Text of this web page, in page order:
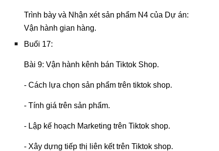
Trình bày và Nhận xét sản phẩm N4 của Dự án:
Vận hành gian hàng.
Buổi 17:
Bài 9: Vận hành kênh bán Tiktok Shop.
- Cách lựa chọn sản phẩm trên tiktok shop.
- Tính giá trên sản phẩm.
- Lập kế hoạch Marketing trên Tiktok shop.
- Xây dựng tiếp thị liên kết trên Tiktok shop.